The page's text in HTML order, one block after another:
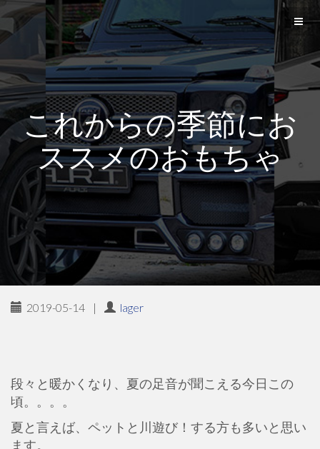
これからの季節にお
ススメのおもちゃ
2019-05-14 | lager
段々と暖かくなり、夏の足音が聞こえる今日この
頃。。。。
夏と言えば、ペットと川遊び！する方も多いと思い
ます。